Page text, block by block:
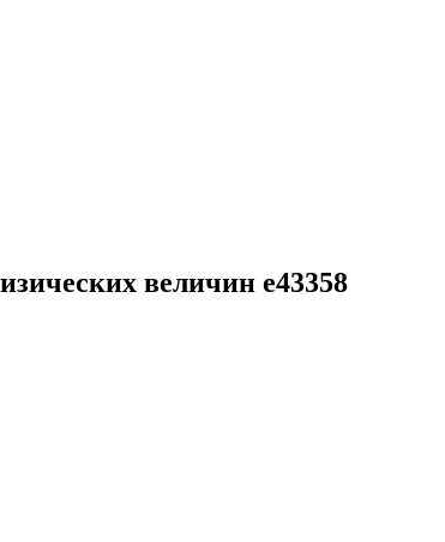
величин e43358